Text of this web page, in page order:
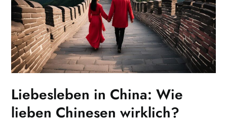
Liebesleben in China: Wie
lieben Chinesen wirklich?